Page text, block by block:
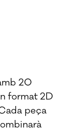
20
format 2D
peça